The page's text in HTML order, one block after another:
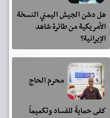
هل دشن الجيش اليمني النسخة
الأمريكية من طائرة شاهد
الإيرانية؟
محرم الحاج
كفى حمايةً للفساد وتكميماً